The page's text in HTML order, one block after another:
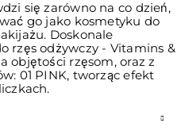
się zarówno na co dzień,
go jako kosmetyku do
Doskonale
rzęs odżywczy - Vitamins &
objętości rzęsom, oraz z
01 PINK, tworząc efekt